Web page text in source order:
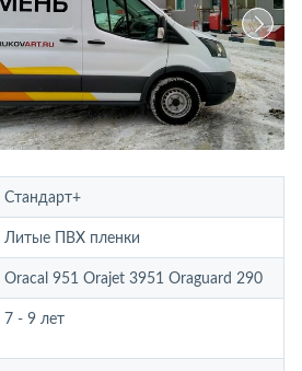
Стандарт+
Литые ПВХ пленки
Oracal 951 Orajet 3951 Oraguard 290
7 - 9 лет